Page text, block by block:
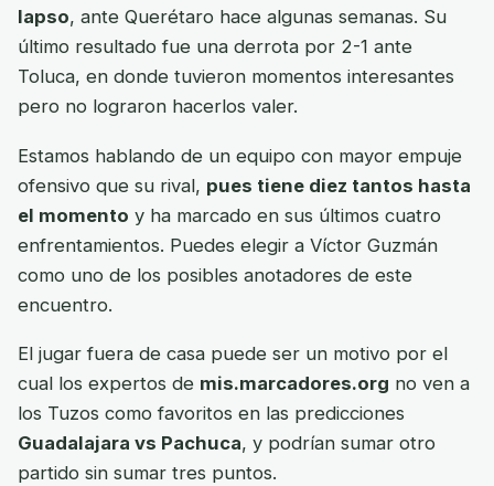
lapso, ante Querétaro hace algunas semanas. Su
último resultado fue una derrota por 2-1 ante
Toluca, en donde tuvieron momentos interesantes
pero no lograron hacerlos valer.
Estamos hablando de un equipo con mayor empuje
ofensivo que su rival, pues tiene diez tantos hasta
el momento y ha marcado en sus últimos cuatro
enfrentamientos. Puedes elegir a Víctor Guzmán
como uno de los posibles anotadores de este
encuentro.
El jugar fuera de casa puede ser un motivo por el
cual los expertos de mis.marcadores.org no ven a
los Tuzos como favoritos en las predicciones
Guadalajara vs Pachuca, y podrían sumar otro
partido sin sumar tres puntos.